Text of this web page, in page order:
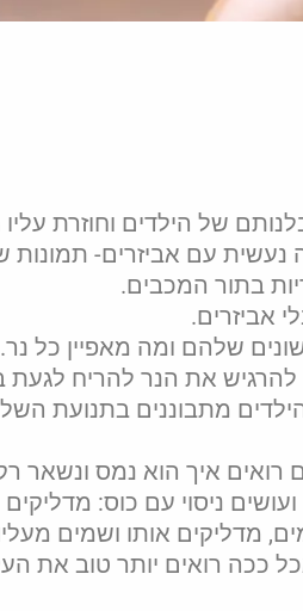
מספרת ב2-3 חלקים לפי סבלנותם של הילדים
עם אביזרים- תמונות
בתור המכבים.
אביזרים.
שלהם ומה מאפיין כל נר.
את הנר להריח לגעת
מתבוננים בתנועת
איך הוא נמס ונשאר
ניסוי עם כוס:
מדליקים אותו ושמים
ככה רואים יותר טוב את